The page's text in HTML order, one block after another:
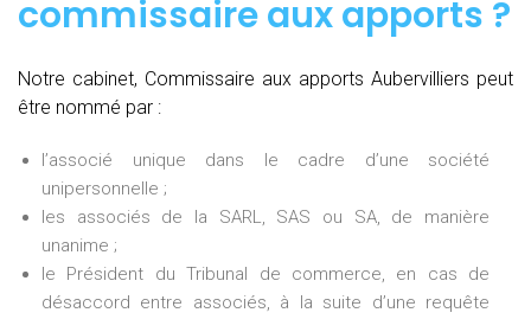
commissaire aux apports ?
Notre cabinet, Commissaire aux apports Aubervilliers peut
être nommé par :
l’associé unique dans le cadre d’une société
unipersonnelle ;
les associés de la SARL, SAS ou SA, de manière
unanime ;
le Président du Tribunal de commerce, en cas de
désaccord entre associés, à la suite d’une requête